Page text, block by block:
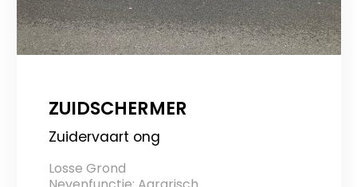
ZUIDSCHERMER
Zuidervaart ong
Losse Grond